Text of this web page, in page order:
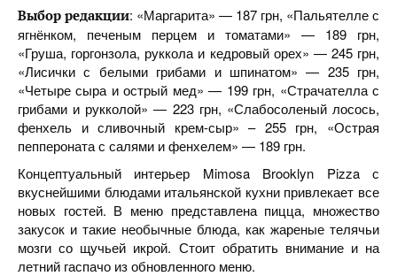
Выбор редакции: «Маргарита» — 187 грн, «Пальятелле с
ягнёнком, печеным перцем и томатами» — 189 грн,
«Груша, горгонзола, руккола и кедровый орех» — 245 грн,
«Лисички с белыми грибами и шпинатом» — 235 грн,
«Четыре сыра и острый мед» — 199 грн, «Страчателла с
грибами и рукколой» — 223 грн, «Слабосоленый лосось,
фенхель и сливочный крем-сыр» – 255 грн, «Острая
пеппероната с салями и фенхелем» — 189 грн.
Концептуальный интерьер Mimosa Brooklyn Pizza с
вкуснейшими блюдами итальянской кухни привлекает все
новых гостей. В меню представлена пицца, множество
закусок и такие необычные блюда, как жареные телячьи
мозги со щучьей икрой. Стоит обратить внимание и на
летний гаспачо из обновленного меню.